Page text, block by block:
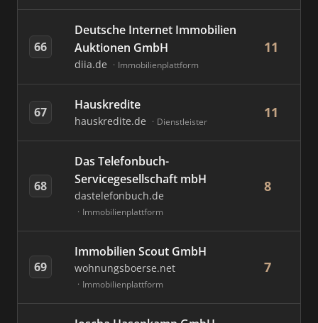
66
Deutsche Internet Immobilien
Auktionen GmbH
diia.de Immobilienplattform
11
67 Hauskredite
hauskredite.de Dienstleister
11
68
Das Telefonbuch-
Servicegesellschaft mbH
dastelefonbuch.de
Immobilienplattform
8
69
Immobilien Scout GmbH
wohnungsboerse.net
Immobilienplattform
7